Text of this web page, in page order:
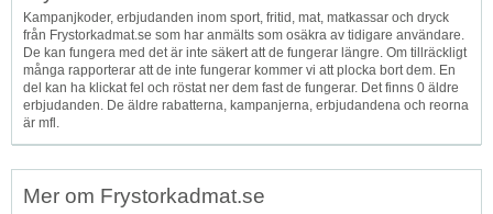
Kampanjkoder, erbjudanden inom sport, fritid, mat, matkassar och dryck
från Frystorkadmat.se som har anmälts som osäkra av tidigare användare.
De kan fungera med det är inte säkert att de fungerar längre. Om tillräckligt
många rapporterar att de inte fungerar kommer vi att plocka bort dem. En
del kan ha klickat fel och röstat ner dem fast de fungerar. Det finns 0 äldre
erbjudanden. De äldre rabatterna, kampanjerna, erbjudandena och reorna
är mfl.
Mer om Frystorkadmat.se